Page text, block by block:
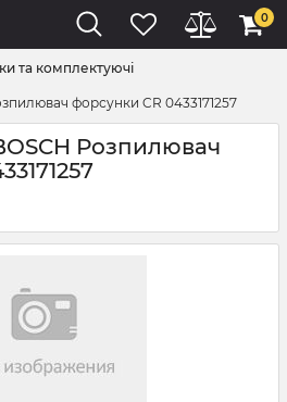
0
та комплектуючі
форсунки CR 0433171257
Розпилювач